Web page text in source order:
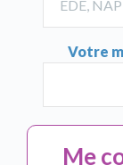
Votre